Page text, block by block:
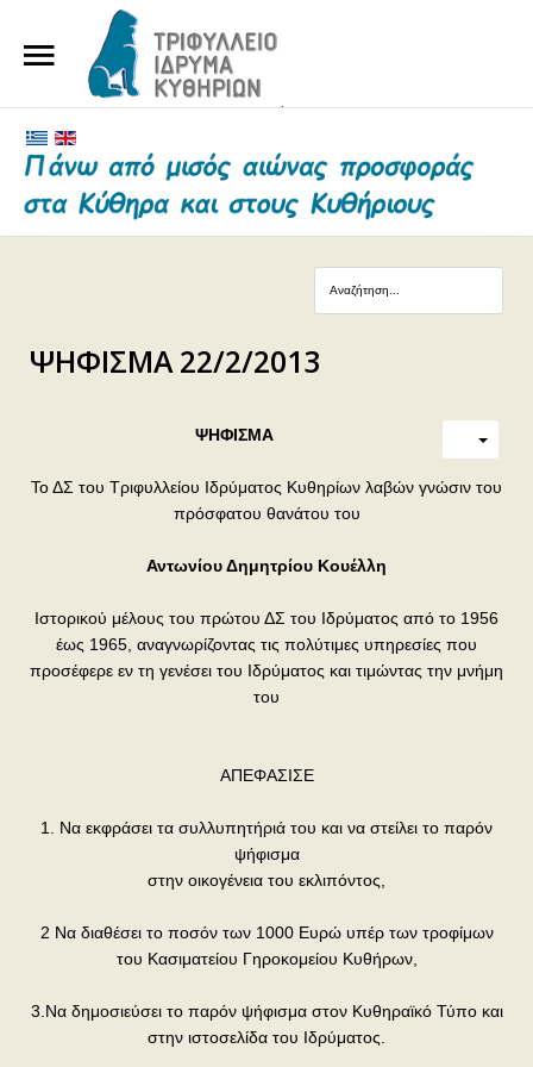
ΤΟ ΙΔΡΥΜΑ
ΕΥΕΡΓΕΤΕΣ ΚΑΙ ΔΩΡΗΤΕΣ
ΕΠΙΚΟΙΝΩΝΙΑ
ΨΗΦΙΣΜΑ 22/2/2013
ΨΗΦΙΣΜΑ
Το ΔΣ του Τριφυλλείου Ιδρύματος Κυθηρίων λαβών γνώσιν του
πρόσφατου θανάτου του
Αντωνίου Δημητρίου Κουέλλη
Ιστορικού μέλους του πρώτου ΔΣ του Ιδρύματος από το 1956
έως 1965, αναγνωρίζοντας τις πολύτιμες υπηρεσίες που
προσέφερε εν τη γενέσει του Ιδρύματος και τιμώντας την μνήμη
του
ΑΠΕΦΑΣΙΣΕ
1. Να εκφράσει τα συλλυπητήριά του και να στείλει το παρόν
ψήφισμα
στην οικογένεια του εκλιπόντος,
2 Να διαθέσει το ποσόν των 1000 Ευρώ υπέρ των τροφίμων
του Κασιματείου Γηροκομείου Κυθήρων,
3.Να δημοσιεύσει το παρόν ψήφισμα στον Κυθηραϊκό Τύπο και
στην ιστοσελίδα του Ιδρύματος.